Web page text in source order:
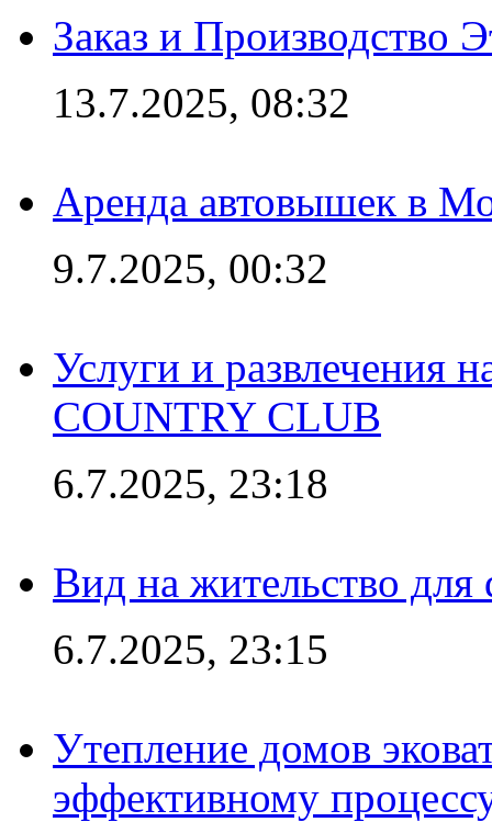
Заказ и Производство
13.7.2025, 08:32
Аренда автовышек в
9.7.2025, 00:32
Услуги и развлечения
COUNTRY CLUB
6.7.2025, 23:18
Вид на жительство
6.7.2025, 23:15
Утепление домов
эффективному